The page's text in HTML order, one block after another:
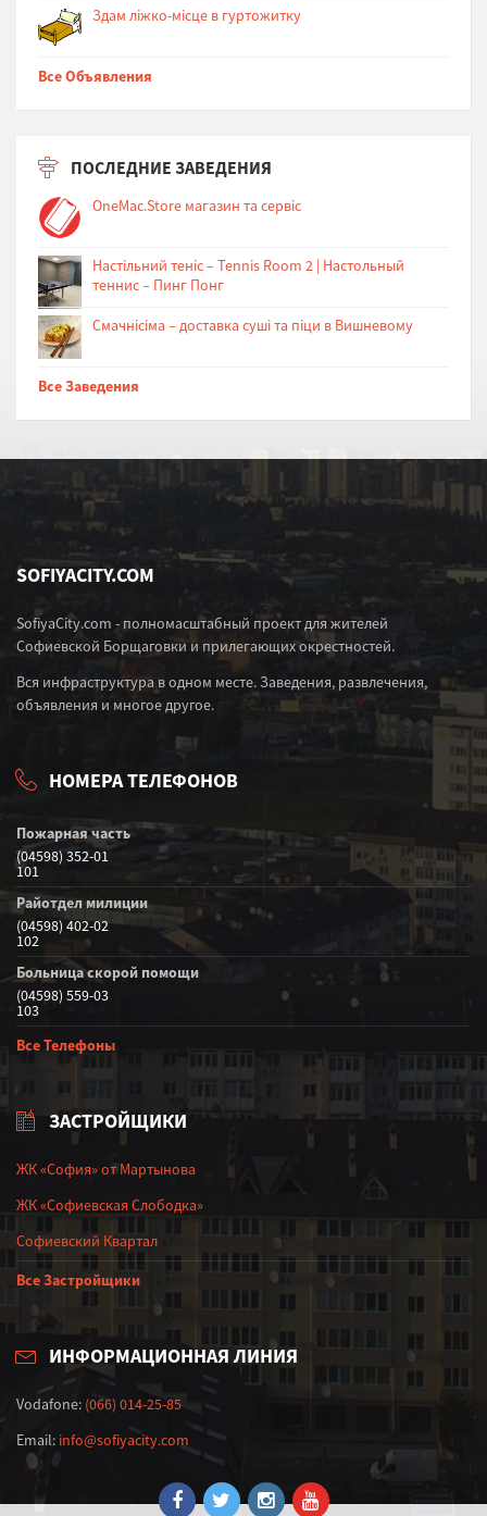
Здам ліжко-місце в гуртожитку
Все Объявления
ПОСЛЕДНИЕ ЗАВЕДЕНИЯ
OneMac.Store магазин та сервіс
Настільний теніс – Tennis Room 2 | Настольный
теннис – Пинг Понг
Cмачнісіма – доставка суші та піци в Вишневому
Все Заведения
SOFIYACITY.COM
SofiyaCity.com - полномасштабный проект для жителей
Софиевской Борщаговки и прилегающих окрестностей.
Вся инфраструктура в одном месте. Заведения, развлечения,
объявления и многое другое.
НОМЕРА ТЕЛЕФОНОВ
Пожарная часть
(04598) 352-01
101
Райотдел милиции
(04598) 402-02
102
Больница скорой помощи
(04598) 559-03
103
Все Телефоны
ЗАСТРОЙЩИКИ
ЖК «София» от Мартынова
ЖК «Софиевская Слободка»
Софиевский Квартал
Все Застройщики
ИНФОРМАЦИОННАЯ ЛИНИЯ
Vodafone: (066) 014-25-85
Email: info@sofiyacity.com